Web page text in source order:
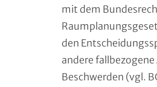
mit dem
den
andere
Beschwerden (vgl.